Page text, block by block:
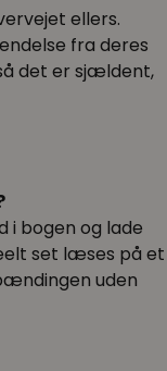
ellers.
fra deres
det er sjældent,
i bogen og lade
set læses på et
uden